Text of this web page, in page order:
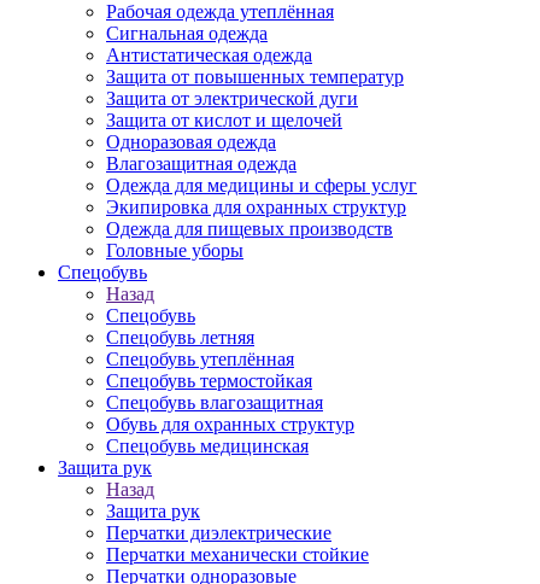
Рабочая одежда утеплённая
Сигнальная одежда
Антистатическая одежда
Защита от повышенных температур
Защита от электрической дуги
Защита от кислот и щелочей
Одноразовая одежда
Влагозащитная одежда
Одежда для медицины и сферы услуг
Экипировка для охранных структур
Одежда для пищевых производств
Головные уборы
Спецобувь
Назад
Спецобувь
Спецобувь летняя
Спецобувь утеплённая
Спецобувь термостойкая
Спецобувь влагозащитная
Обувь для охранных структур
Спецобувь медицинская
Защита рук
Назад
Защита рук
Перчатки диэлектрические
Перчатки механически стойкие
Перчатки одноразовые